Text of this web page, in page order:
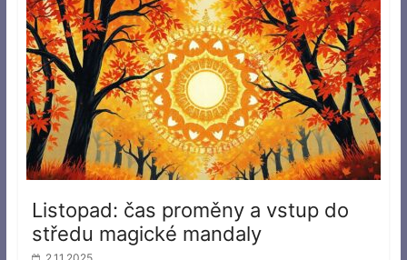
Listopad: čas proměny a vstup do
středu magické mandaly